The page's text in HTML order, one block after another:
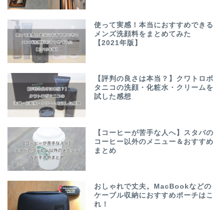
使って実感！本当におすすめできる
メンズ洗顔料をまとめてみた
【2021年版】
【評判の良さは本当？】クワトロボ
タニコの洗顔・化粧水・クリームを
試した感想
【コーヒーが苦手な人へ】スタバの
コーヒー以外のメニュー＆おすすめ
まとめ
おしゃれで丈夫。MacBookなどの
ケーブル収納におすすめポーチはこ
れ！